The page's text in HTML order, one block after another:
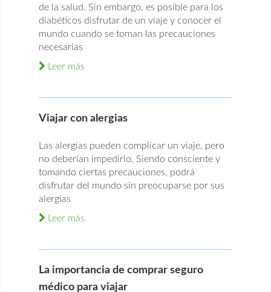
de la salud. Sin embargo, es posible para los
diabéticos disfrutar de un viaje y conocer el
mundo cuando se toman las precauciones
necesarias
Leer más
Viajar con alergias
Las alergias pueden complicar un viaje, pero
no deberían impedirlo. Siendo consciente y
tomando ciertas precauciones, podrá
disfrutar del mundo sin preocuparse por sus
alergias
Leer más
La importancia de comprar seguro
médico para viajar